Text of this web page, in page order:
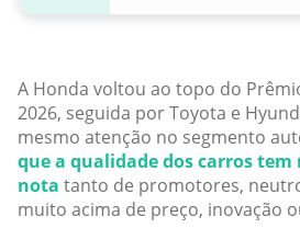
A Honda voltou ao topo do
2026, seguida por Toyota e
mesmo atenção no segmento
que a qualidade dos carros tem
nota tanto de promotores,
muito acima de preço, inovação